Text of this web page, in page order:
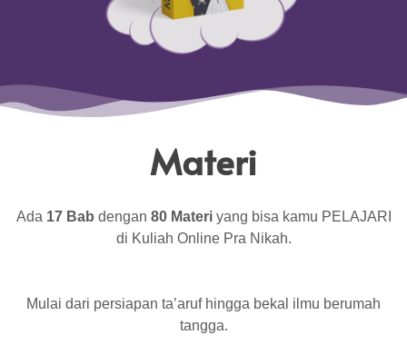
Materi
Ada 17 Bab dengan 80 Materiyang bisa kamu PELAJARI
di Kuliah Online Pra Nikah.
Mulai dari persiapan ta’aruf hingga bekal ilmu berumah
tangga.